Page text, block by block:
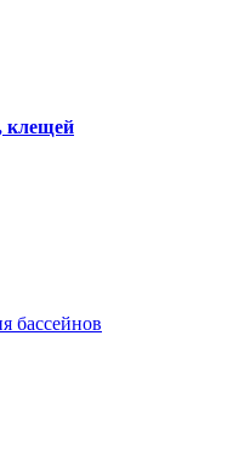
клещей
бассейнов